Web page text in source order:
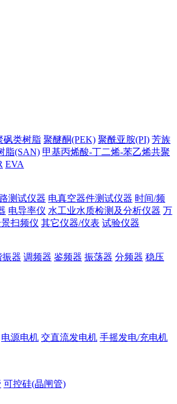
砜类树脂 聚醚酮(PEK) 聚酰亚胺(PI) 芳族
脂(SAN) 甲基丙烯酸-丁二烯-苯乙烯共聚
EVA
测试仪器 电真空器件测试仪器 时间/频
电导率仪 水工业水质检测及分析仪器 万
扫频仪 其它仪器/仪表 试验仪器
振器 调频器 鉴频器 振荡器 分频器 稳压
电源电机 交直流发电机 手摇发电/充电机
可控硅(晶闸管)